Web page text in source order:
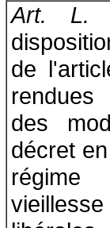
Art. L.
de
rendues
des
décret